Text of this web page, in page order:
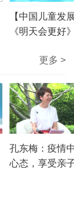
【中国儿童发
《明天会更好
更多 >
孔东梅：疫情
心态，享受亲
00:00:37